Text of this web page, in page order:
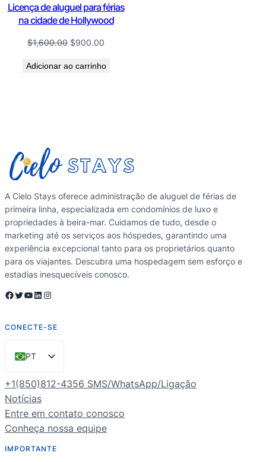
promoção
Licença de aluguel para férias
na cidade de Hollywood
$1,600.00 O
original
$900.00
atual
Adicionar ao carrinho
A Cielo Stays oferece administração de aluguel de férias de
primeira linha, especializada em condomínios de luxo e
propriedades à beira-mar. Cuidamos de tudo, desde o
marketing até os serviços aos hóspedes, garantindo uma
experiência excepcional tanto para os proprietários quanto
para os viajantes. Descubra uma hospedagem sem esforço e
estadias inesquecíveis conosco.
Facebook Twitter YouTube LinkedIn Instagram
CONECTE-SE
PT
EN
ES
FR
DE
NL
+1(850)812-4356 SMS/WhatsApp/Ligação
Notícias
Entre em contato conosco
Conheça nossa equipe
IMPORTANTE